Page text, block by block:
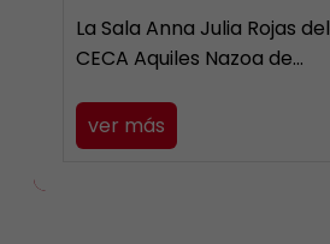
La Sala Anna Julia Rojas del
CECA Aquiles Nazoa de…
ver más